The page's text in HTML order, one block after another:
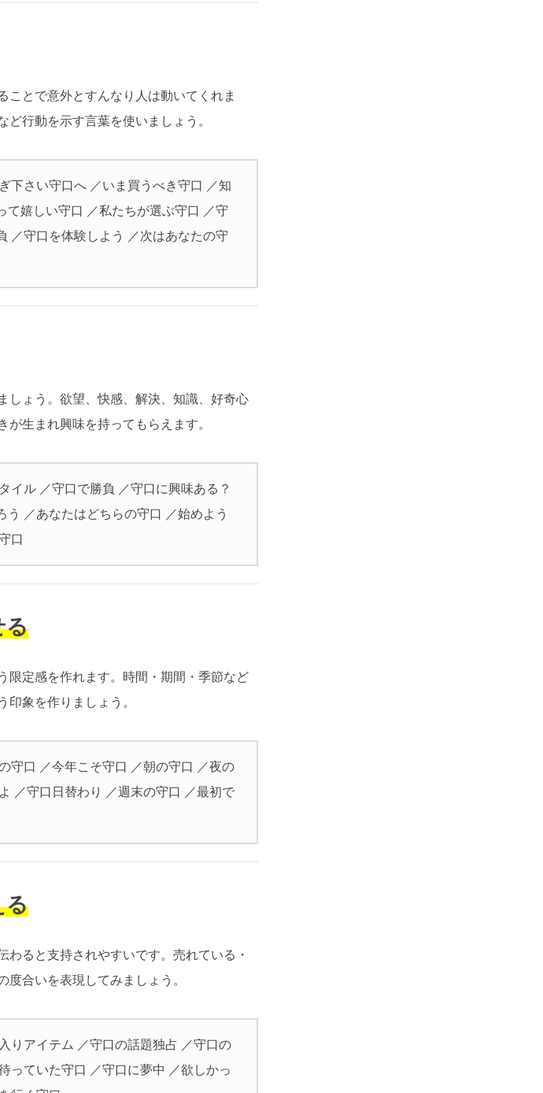
ことで意外とすんなり人は動いてくれま
行動を示す言葉を使いましょう。
下さい守口へ ／いま買うべき守口 ／知
て嬉しい守口 ／私たちが選ぶ守口 ／守
／守口を体験しよう ／次はあなたの守
しょう。欲望、快感、解決、知識、好奇心
生まれ興味を持ってもらえます。
イル ／守口で勝負 ／守口に興味ある？
う ／あなたはどちらの守口 ／始めよう
口
る
限定感を作れます。時間・期間・季節など
印象を作りましょう。
守口 ／今年こそ守口 ／朝の守口 ／夜の
／守口日替わり ／週末の守口 ／最初で
る
わると支持されやすいです。売れている・
合いを表現してみましょう。
りアイテム ／守口の話題独占 ／守口の
っていた守口 ／守口に夢中 ／欲しかっ